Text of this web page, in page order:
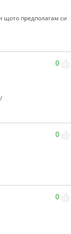
щото предполагам си
0
0
0